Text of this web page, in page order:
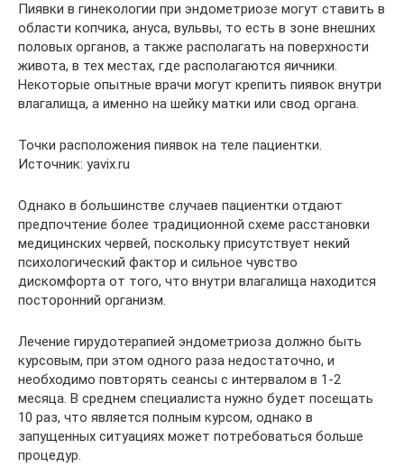
Пиявки в гинекологии при эндометриозе могут ставить в
области копчика, ануса, вульвы, то есть в зоне внешних
половых органов, а также располагать на поверхности
живота, в тех местах, где располагаются яичники.
Некоторые опытные врачи могут крепить пиявок внутри
влагалища, а именно на шейку матки или свод органа.
Точки расположения пиявок на теле пациентки.
Источник: yavix.ru
Однако в большинстве случаев пациентки отдают
предпочтение более традиционной схеме расстановки
медицинских червей, поскольку присутствует некий
психологический фактор и сильное чувство
дискомфорта от того, что внутри влагалища находится
посторонний организм.
Лечение гирудотерапией эндометриоза должно быть
курсовым, при этом одного раза недостаточно, и
необходимо повторять сеансы с интервалом в 1-2
месяца. В среднем специалиста нужно будет посещать
10 раз, что является полным курсом, однако в
запущенных ситуациях может потребоваться больше
процедур.